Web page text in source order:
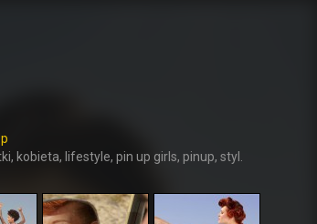
kobieta, lifestyle, pin up girls, pinup, styl.